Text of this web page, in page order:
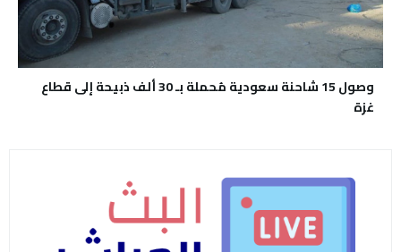
وصول 15 شاحنة سعودية مُحملة بـ 30 ألف ذبيحة إلى قطاع
غزة